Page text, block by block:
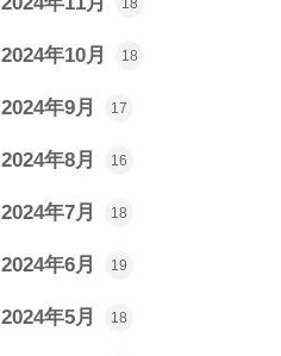
18
2024年10月 18
2024年9月 17
2024年8月 16
2024年7月 18
2024年6月 19
2024年5月 18